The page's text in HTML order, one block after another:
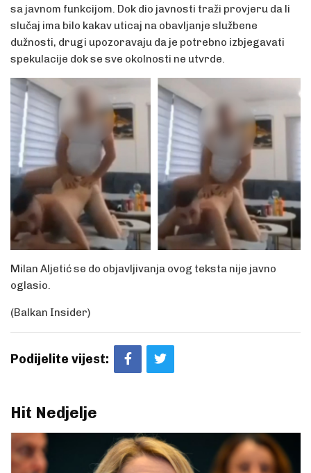
sa javnom funkcijom. Dok dio javnosti traži provjeru da li
slučaj ima bilo kakav uticaj na obavljanje službene
dužnosti, drugi upozoravaju da je potrebno izbjegavati
spekulacije dok se sve okolnosti ne utvrde.
Milan Aljetić se do objavljivanja ovog teksta nije javno
oglasio.
(Balkan Insider)
Podijelite vijest:
Hit Nedjelje